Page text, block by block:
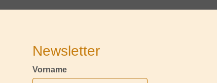
Newsletter
Vorname